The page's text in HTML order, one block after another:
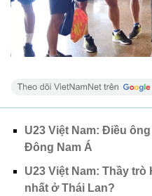
U23 Việt Nam: Điều
Đông Nam Á
U23 Việt Nam: Thầy trò
nhất ở Thái Lan?